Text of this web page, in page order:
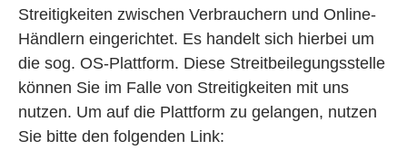
Streitigkeiten zwischen Verbrauchern und Online-
Händlern eingerichtet. Es handelt sich hierbei um
die sog. OS-Plattform. Diese Streitbeilegungsstelle
können Sie im Falle von Streitigkeiten mit uns
nutzen. Um auf die Plattform zu gelangen, nutzen
Sie bitte den folgenden Link: